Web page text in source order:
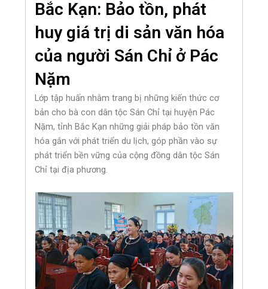
Bắc Kạn: Bảo tồn, phát
huy giá trị di sản văn hóa
của người Sán Chỉ ở Pác
Nặm
Lớp tập huấn nhằm trang bị những kiến thức cơ
bản cho bà con dân tộc Sán Chỉ tại huyện Pác
Nặm, tỉnh Bắc Kạn những giải pháp bảo tồn văn
hóa gắn với phát triển du lịch, góp phần vào sự
phát triển bền vững của cộng đồng dân tộc Sán
Chỉ tại địa phương.